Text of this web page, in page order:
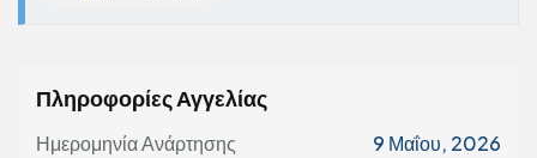
Πληροφορίες Αγγελίας
Ημερομηνία Ανάρτησης 9 Μαΐου, 2026